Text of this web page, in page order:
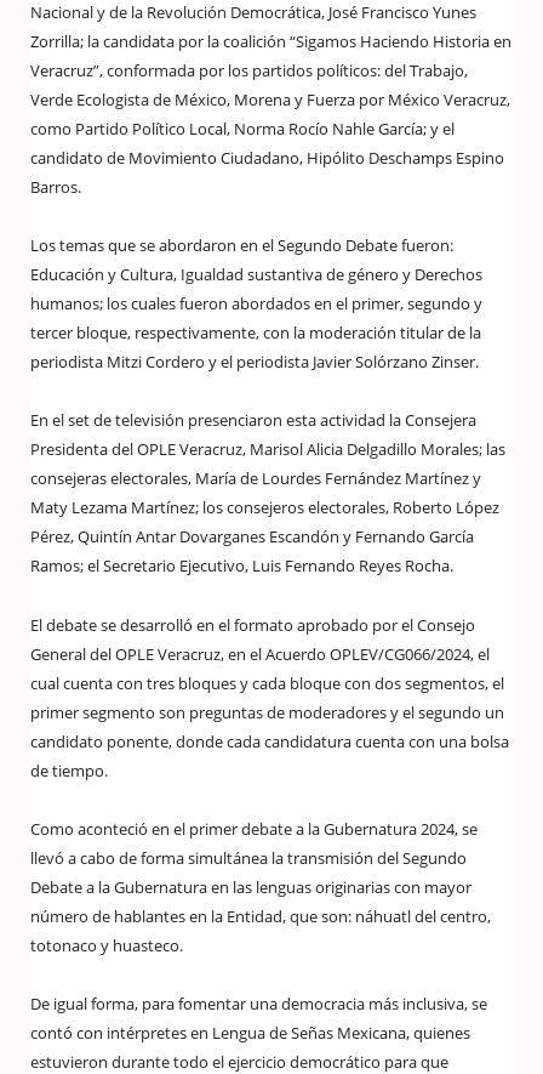
Nacional y de la Revolución Democrática, José Francisco Yunes
Zorrilla; la candidata por la coalición “Sigamos Haciendo Historia en
Veracruz”, conformada por los partidos políticos: del Trabajo,
Verde Ecologista de México, Morena y Fuerza por México Veracruz,
como Partido Político Local, Norma Rocío Nahle García; y el
candidato de Movimiento Ciudadano, Hipólito Deschamps Espino
Barros.
Los temas que se abordaron en el Segundo Debate fueron:
Educación y Cultura, Igualdad sustantiva de género y Derechos
humanos; los cuales fueron abordados en el primer, segundo y
tercer bloque, respectivamente, con la moderación titular de la
periodista Mitzi Cordero y el periodista Javier Solórzano Zinser.
En el set de televisión presenciaron esta actividad la Consejera
Presidenta del OPLE Veracruz, Marisol Alicia Delgadillo Morales; las
consejeras electorales, María de Lourdes Fernández Martínez y
Maty Lezama Martínez; los consejeros electorales, Roberto López
Pérez, Quintín Antar Dovarganes Escandón y Fernando García
Ramos; el Secretario Ejecutivo, Luis Fernando Reyes Rocha.
El debate se desarrolló en el formato aprobado por el Consejo
General del OPLE Veracruz, en el Acuerdo OPLEV/CG066/2024, el
cual cuenta con tres bloques y cada bloque con dos segmentos, el
primer segmento son preguntas de moderadores y el segundo un
candidato ponente, donde cada candidatura cuenta con una bolsa
de tiempo.
Como aconteció en el primer debate a la Gubernatura 2024, se
llevó a cabo de forma simultánea la transmisión del Segundo
Debate a la Gubernatura en las lenguas originarias con mayor
número de hablantes en la Entidad, que son: náhuatl del centro,
totonaco y huasteco.
De igual forma, para fomentar una democracia más inclusiva, se
contó con intérpretes en Lengua de Señas Mexicana, quienes
estuvieron durante todo el ejercicio democrático para que